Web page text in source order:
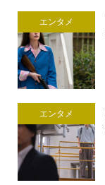
エンタメ
エンタメ